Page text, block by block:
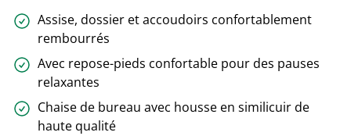
Assise, dossier et accoudoirs confortablement
rembourrés
Avec repose-pieds confortable pour des pauses
relaxantes
Chaise de bureau avec housse en similicuir de
haute qualité